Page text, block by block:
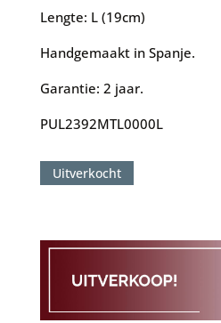
Lengte: L (19cm)
Handgemaakt in Spanje.
Garantie: 2 jaar.
PUL2392MTL0000L
Uitverkocht